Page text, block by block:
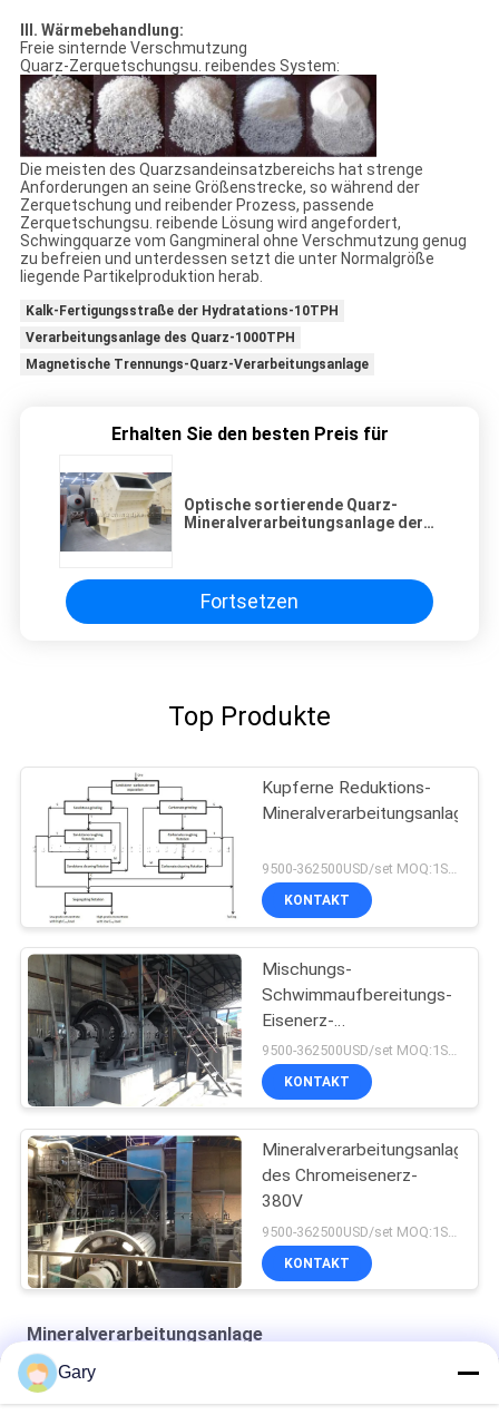
III. Wärmebehandlung:
Freie sinternde Verschmutzung
Quarz-Zerquetschungsu. reibendes System:
Die meisten des Quarzsandeinsatzbereichs hat strenge
Anforderungen an seine Größenstrecke, so während der
Zerquetschung und reibender Prozess, passende
Zerquetschungsu. reibende Lösung wird angefordert,
Schwingquarze vom Gangmineral ohne Verschmutzung genug
zu befreien und unterdessen setzt die unter Normalgröße
liegende Partikelproduktion herab.
Kalk-Fertigungsstraße der Hydratations-10TPH
Verarbeitungsanlage des Quarz-1000TPH
Magnetische Trennungs-Quarz-Verarbeitungsanlage
Erhalten Sie den besten Preis für
Optische sortierende Quarz-
Mineralverarbeitungsanlage der
Fortsetzen
Top Produkte
Kupferne Reduktions-
Mineralverarbeitungsanlage
9500-362500USD/set MOQ:1SET
KONTAKT
Mischungs-
Schwimmaufbereitungs-
Eisenerz-
Verarbeitungsanlage
9500-362500USD/set MOQ:1SET
KONTAKT
Mineralverarbeitungsanlage
des Chromeisenerz-
380V
9500-362500USD/set MOQ:1SET
KONTAKT
Mineralverarbeitungsanlage
Zirkonium-Strukturkeramik
Gary